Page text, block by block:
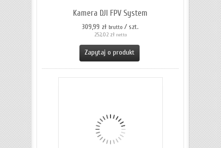
Kamera DJI FPV System
309,99 zł brutto / szt.
252,02 zł netto
Zapytaj o produkt